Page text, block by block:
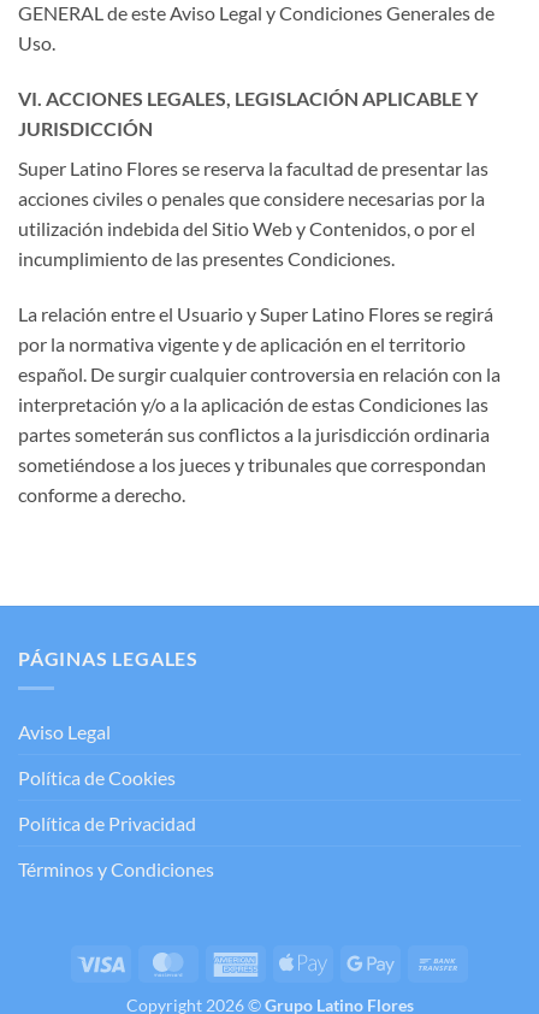
GENERAL de este Aviso Legal y Condiciones Generales de
Uso.
VI. ACCIONES LEGALES, LEGISLACIÓN APLICABLE Y
JURISDICCIÓN
Super Latino Flores se reserva la facultad de presentar las
acciones civiles o penales que considere necesarias por la
utilización indebida del Sitio Web y Contenidos, o por el
incumplimiento de las presentes Condiciones.
La relación entre el Usuario y Super Latino Flores se regirá
por la normativa vigente y de aplicación en el territorio
español. De surgir cualquier controversia en relación con la
interpretación y/o a la aplicación de estas Condiciones las
partes someterán sus conflictos a la jurisdicción ordinaria
sometiéndose a los jueces y tribunales que correspondan
conforme a derecho.
PÁGINAS LEGALES
Aviso Legal
Política de Cookies
Política de Privacidad
Términos y Condiciones
Visa MasterCardAmericanApple
Google
Copyright 2026 ©Grupo Latino Flores